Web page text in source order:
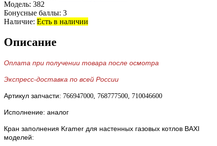
Модель: 382
Бонусные баллы: 3
Наличие: Есть в наличии
Описание
Оплата при получении товара после осмотра
Экспресс-доставка по всей России
Артикул запчасти: 766947000, 768777500, 710046600
Исполнение: аналог
Кран заполнения Kramer для настенных газовых котлов BAXI
моделей: